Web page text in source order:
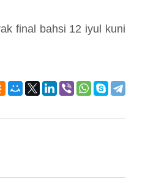
final bahsi 12 iyul kuni